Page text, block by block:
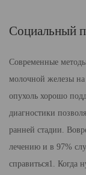
Социальный
Современные
молочной железы
опухоль хорошо
диагностики
ранней стадии.
лечению и в 97%
справиться1.